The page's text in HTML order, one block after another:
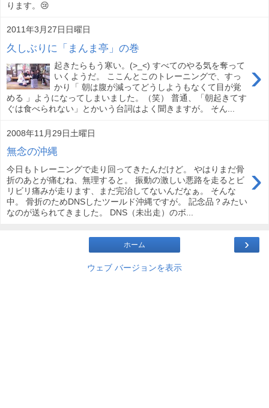
ります。😢
2011年3月27日日曜日
久しぶりに「まんま亭」の巻
›
起きたらもう寒い。(>_<) すべてのやる気を奪って
いくようだ。 ここんとこのトレーニングで、すっ
かり「 朝は腹が減ってどうしようもなくて目が覚
める 」ようになってしまいました。（笑） 普通、「朝起きてす
ぐは食べられない」とかいう台詞はよく聞きますが。 そん...
2008年11月29日土曜日
無念の沖縄
›
今日もトレーニングで走り回ってきたんだけど。 やはりまだ骨
折のあとが痛むね、無理すると。 振動の激しい悪路を走るとビ
リビリ痛みが走ります、まだ完治してないんだなぁ。 そんな
中。 骨折のためDNSしたツールド沖縄ですが。 記念品？みたい
なのが送られてきました。 DNS（未出走）のボ...
›
ホーム
ウェブ バージョンを表示